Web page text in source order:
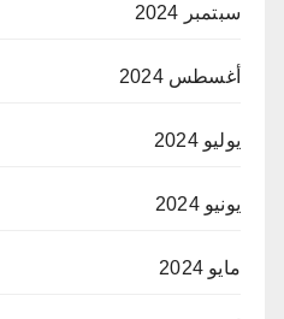
سبتمبر 2024
أغسطس 2024
يوليو 2024
يونيو 2024
مايو 2024